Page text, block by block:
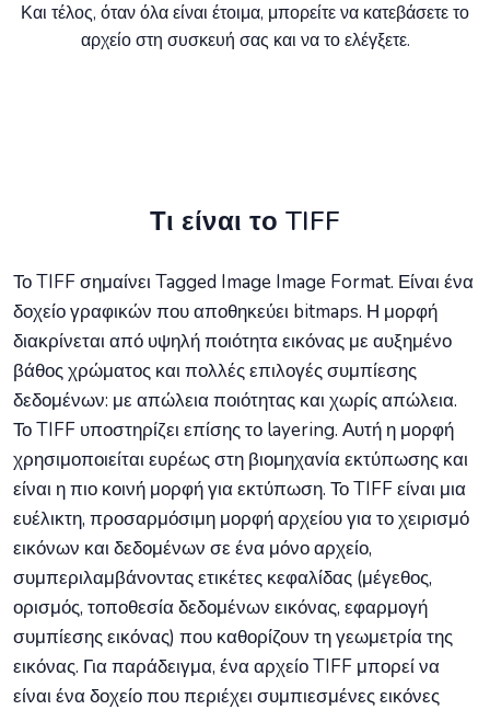
Και τέλος, όταν όλα είναι έτοιμα, μπορείτε να κατεβάσετε το
αρχείο στη συσκευή σας και να το ελέγξετε.
Τι είναι το TIFF
Το TIFF σημαίνει Tagged Image Image Format. Είναι ένα
δοχείο γραφικών που αποθηκεύει bitmaps. Η μορφή
διακρίνεται από υψηλή ποιότητα εικόνας με αυξημένο
βάθος χρώματος και πολλές επιλογές συμπίεσης
δεδομένων: με απώλεια ποιότητας και χωρίς απώλεια.
Το TIFF υποστηρίζει επίσης το layering. Αυτή η μορφή
χρησιμοποιείται ευρέως στη βιομηχανία εκτύπωσης και
είναι η πιο κοινή μορφή για εκτύπωση. Το TIFF είναι μια
ευέλικτη, προσαρμόσιμη μορφή αρχείου για το χειρισμό
εικόνων και δεδομένων σε ένα μόνο αρχείο,
συμπεριλαμβάνοντας ετικέτες κεφαλίδας (μέγεθος,
ορισμός, τοποθεσία δεδομένων εικόνας, εφαρμογή
συμπίεσης εικόνας) που καθορίζουν τη γεωμετρία της
εικόνας. Για παράδειγμα, ένα αρχείο TIFF μπορεί να
είναι ένα δοχείο που περιέχει συμπιεσμένες εικόνες